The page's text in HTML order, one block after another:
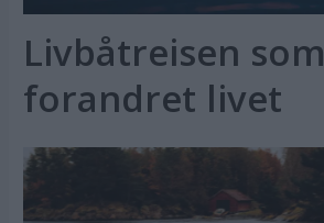
Livbåtreisen som
forandret livet